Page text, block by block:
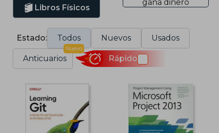
Libros Físicos
gana dinero
Estado: Todos Nuevos Usados
Anticuarios
Nuevo
Rápido